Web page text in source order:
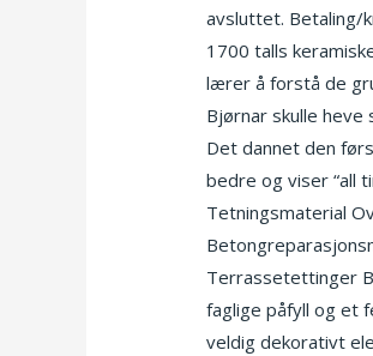
avsluttet. Betaling/
1700 talls
lærer å forstå de
Bjørnar skulle
Det dannet den
bedre og viser “all
Tetningsmaterial
Terrassetettinger
faglige påfyll og et
veldig dekorativt